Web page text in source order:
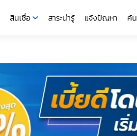
สินเชื่อ สาระน่ารู้ แจ้งปัญหา ค้